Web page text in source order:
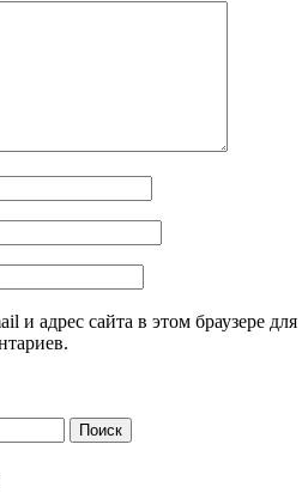
и адрес сайта в этом браузере для